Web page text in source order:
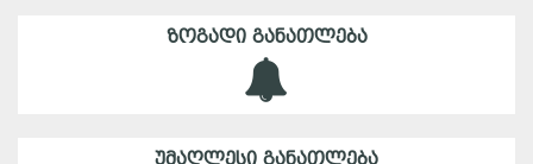
ᲖᲝᲒᲐᲓᲘ ᲒᲐᲜᲐᲗᲚᲔᲑᲐ
ᲣᲛᲐᲦᲚᲔᲡᲘ ᲒᲐᲜᲐᲗᲚᲔᲑᲐ